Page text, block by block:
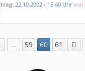
22.10.2002 - 15:40 Uhrvon
… 59 60 61